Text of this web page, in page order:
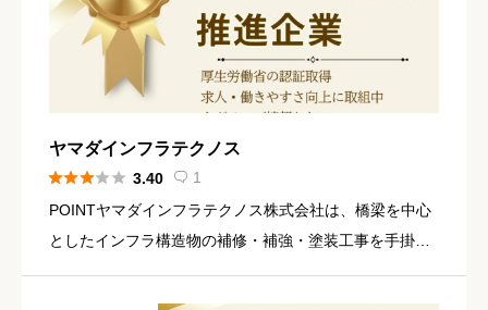
ヤマダインフラテクノス
 3.40  1
POINTヤマダインフラテクノス株式会社は、橋梁を中心
としたインフラ構造物の補修・補強・塗装工事を手掛け
「循環式ショットピーニング工法」を強みとし、橋梁の